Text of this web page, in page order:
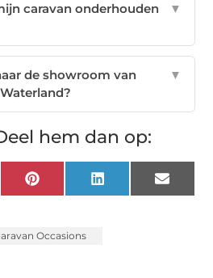
caravan onderhouden
▼
de showroom van
▼
hem dan op:
Pinterest LinkedIn Email
Occasions